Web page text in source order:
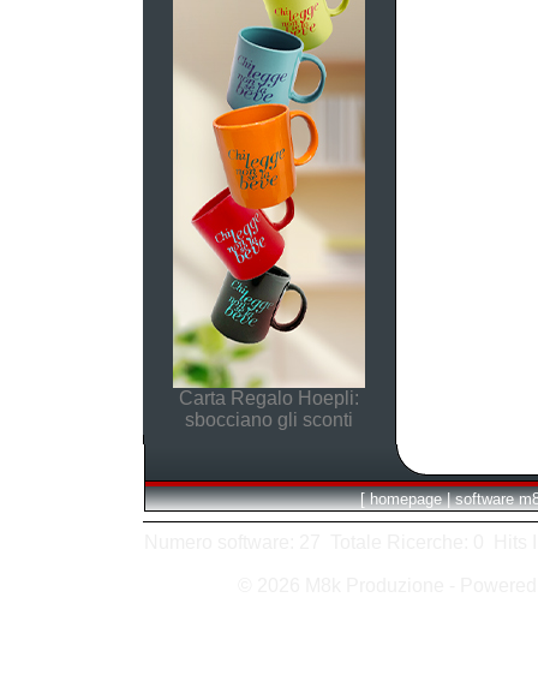
Carta Regalo Hoepli:
sbocciano gli sconti
[ homepage | software